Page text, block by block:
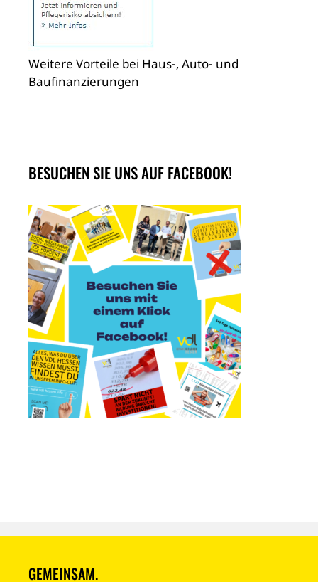
Weitere Vorteile bei Haus-, Auto- und
Baufinanzierungen
BESUCHEN SIE UNS AUF FACEBOOK!
GEMEINSAM.